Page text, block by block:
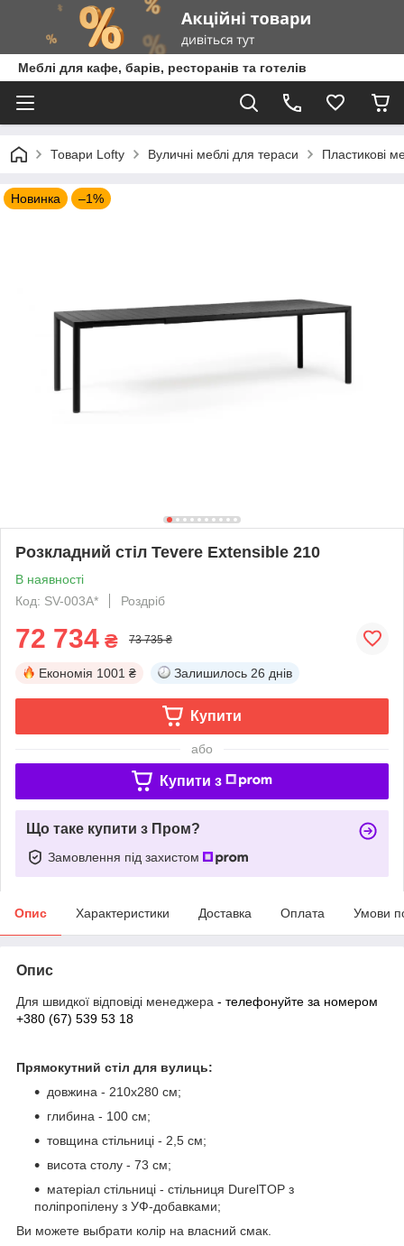
Меблі для кафе, барів, ресторанів та готелів
Товари Lofty Вуличні меблі для тераси Пластикові
Новинка –1%
Розкладний стіл Tevere Extensible 210
В наявності
Код: SV-003A*
Роздріб
72 734 ₴ 73 735 ₴
Економія 1001 ₴ Залишилось 26 днів
Купити
або
Купити з
Що таке купити з Пром?
Замовлення під захистом
Опис Характеристики Доставка Оплата Умови
Опис
Для швидкої відповіді менеджера - телефонуйте за номером
+380 (67) 539 53 18
Прямокутний стіл для вулиць:
довжина - 210х280 см;
глибина - 100 см;
товщина стільниці - 2,5 см;
висота столу - 73 см;
матеріал стільниці - стільниця DurelTOP з
поліпропілену з УФ-добавками;
Ви можете выбрати колір на власний смак.